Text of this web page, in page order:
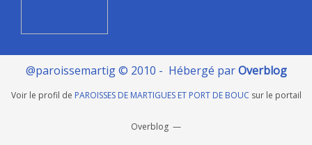
@paroissemartig © 2010 - Hébergé parOverblog
Voir le profil de PAROISSES DE MARTIGUES ET PORT DE BOUC sur le portail
Overblog